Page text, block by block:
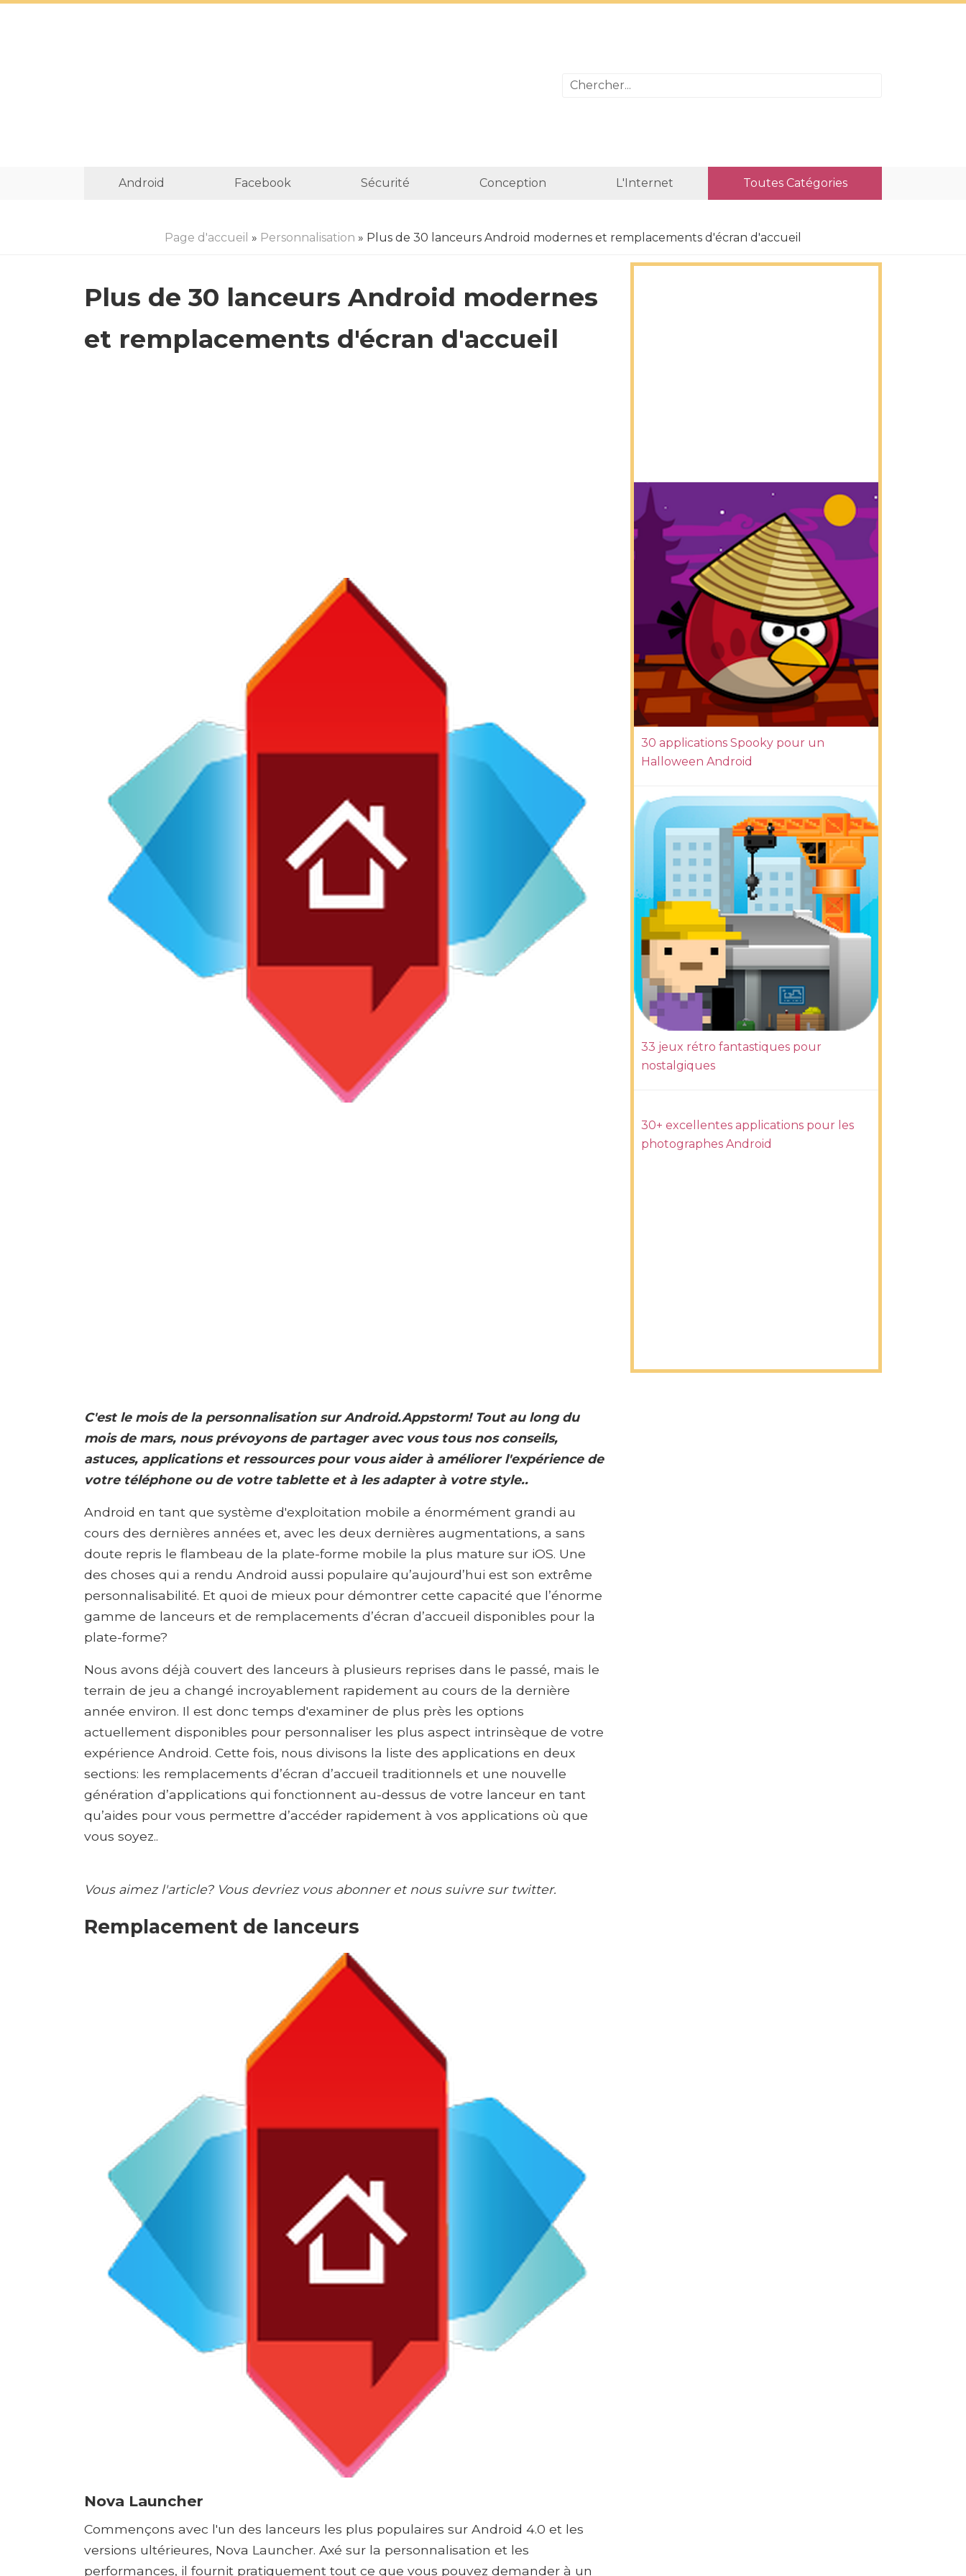
Android Facebook Sécurité Conception L'Internet Toutes Catégories
Page d'accueil » Personnalisation » Plus de 30 lanceurs Android modernes et remplacements d'écran d'accueil
Plus de 30 lanceurs Android modernes
et remplacements d'écran d'accueil
C'est le mois de la personnalisation sur Android.Appstorm! Tout au long du
mois de mars, nous prévoyons de partager avec vous tous nos conseils,
astuces, applications et ressources pour vous aider à améliorer l'expérience de
votre téléphone ou de votre tablette et à les adapter à votre style..
Android en tant que système d'exploitation mobile a énormément grandi au
cours des dernières années et, avec les deux dernières augmentations, a sans
doute repris le flambeau de la plate-forme mobile la plus mature sur iOS. Une
des choses qui a rendu Android aussi populaire qu’aujourd’hui est son extrême
personnalisabilité. Et quoi de mieux pour démontrer cette capacité que l’énorme
gamme de lanceurs et de remplacements d’écran d’accueil disponibles pour la
plate-forme?
Nous avons déjà couvert des lanceurs à plusieurs reprises dans le passé, mais le
terrain de jeu a changé incroyablement rapidement au cours de la dernière
année environ. Il est donc temps d'examiner de plus près les options
actuellement disponibles pour personnaliser les plus aspect intrinsèque de votre
expérience Android. Cette fois, nous divisons la liste des applications en deux
sections: les remplacements d’écran d’accueil traditionnels et une nouvelle
génération d’applications qui fonctionnent au-dessus de votre lanceur en tant
qu’aides pour vous permettre d’accéder rapidement à vos applications où que
vous soyez..
Vous aimez l'article? Vous devriez vous abonner et nous suivre sur twitter.
Remplacement de lanceurs
Nova Launcher
Commençons avec l'un des lanceurs les plus populaires sur Android 4.0 et les
versions ultérieures, Nova Launcher. Axé sur la personnalisation et les
performances, il fournit pratiquement tout ce que vous pouvez demander à un
30 applications Spooky pour un
Halloween Android
33 jeux rétro fantastiques pour
nostalgiques
30+ excellentes applications pour les
photographes Android